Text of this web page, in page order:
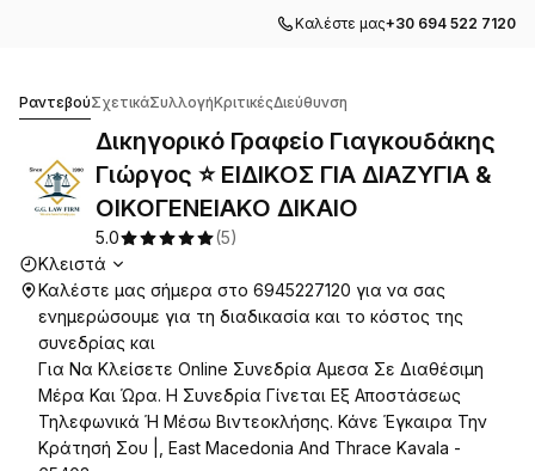
Καλέστε μας+30 694 522 7120
ΡαντεβούΣχετικάΣυλλογήΚριτικέςΔιεύθυνση
Δικηγορικό Γραφείο Γιαγκουδάκης
Γιώργος ⭐ ΕΙΔΙΚΟΣ ΓΙΑ ΔΙΑΖΥΓΙΑ &
ΟΙΚΟΓΕΝΕΙΑΚΟ ΔΙΚΑΙΟ
5.0 (5)
Ώρες λειτουργίας
Κλειστά
Καλέστε μας σήμερα στο 6945227120 για να σας
ενημερώσουμε για τη διαδικασία και το κόστος της
συνεδρίας και
Για Να Κλείσετε Online Συνεδρία Αμεσα Σε Διαθέσιμη
Μέρα Και Ώρα. Η Συνεδρία Γίνεται Εξ Αποστάσεως
Τηλεφωνικά Ή Μέσω Βιντεοκλήσης. Κάνε Έγκαιρα Την
Κράτησή Σου |, East Macedonia And Thrace Kavala -